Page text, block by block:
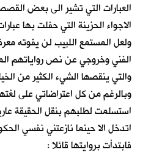
العبارات التي تشير الى بعض
الاجواء الحزينة التي حفلت بها
ولعل المستمع اللبيب لن يفوته
الفني وخروجي عن نص رواياتهم
والتي ينقصها الشيء الكثير من
وبالرغم من كل اعتراضاتي على
استسلمت لطلبهم بنقل الحقيقة
اتدخل الا حينما نازعتني نفسي
فابتدأت بروايتها قائلا :